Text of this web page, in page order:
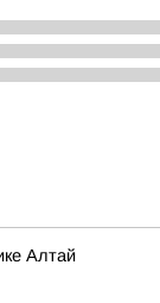
Алтай